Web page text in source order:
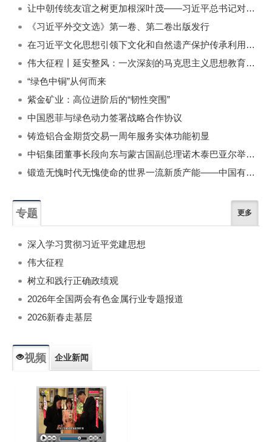
让中朝传统友谊之树更加根深叶茂——习近平总书记对朝鲜进行国事访问纪实
《习近平外交文选》第一卷、第二卷出版发行
在习近平文化思想引领下文化和自然遗产保护传承利用工作开创新局面
伟大征程丨延安整风：一次深刻的马克思主义思想教育运动
“绿色中铜”从何而来
紫金矿业：高位进阶后的“韧性突围”
中国恩菲与绿色动力签署战略合作协议
铸造铝合金期货交易一周年服务实体功能初显
中铝集团董事长段向东与蒙古国副总理诺木泰巴亚尔举行会谈
锻造无愧时代无愧使命的世界一流新质产能——中国有色金属工业的战略应对与破局之道（二）
专题 更多
深入学习贯彻习近平党建思想
伟大征程
树立和践行正确政绩观
2026年全国两会有色金属行业专题报道
2026新春走基层
视频 企业新闻